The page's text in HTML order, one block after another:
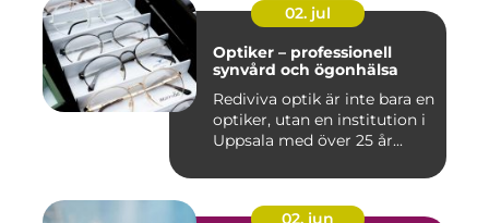
02. jul
Optiker – professionell
synvård och ögonhälsa
Rediviva optik är inte bara en
optiker, utan en institution i
Uppsala med över 25 år...
02. jun